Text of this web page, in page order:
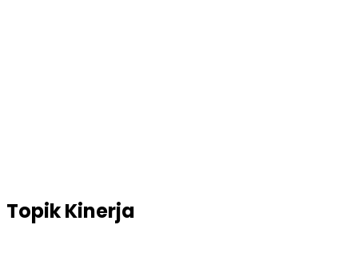
TopikKinerja